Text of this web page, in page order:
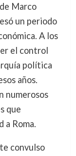
Marco
un periodo
A los
el control
política
años.
numerosos
que
Roma.
convulso